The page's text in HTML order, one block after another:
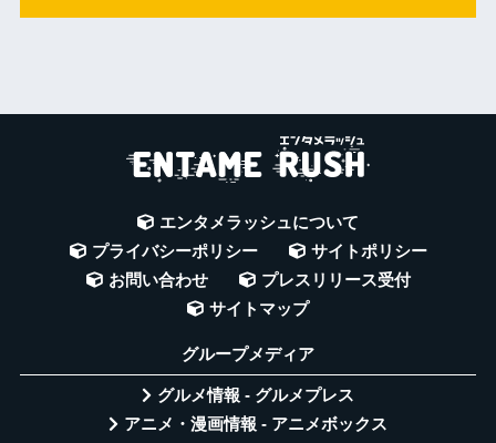
エンタメラッシュについて
プライバシーポリシー
サイトポリシー
お問い合わせ
プレスリリース受付
サイトマップ
グループメディア
グルメ情報 - グルメプレス
アニメ・漫画情報 - アニメボックス